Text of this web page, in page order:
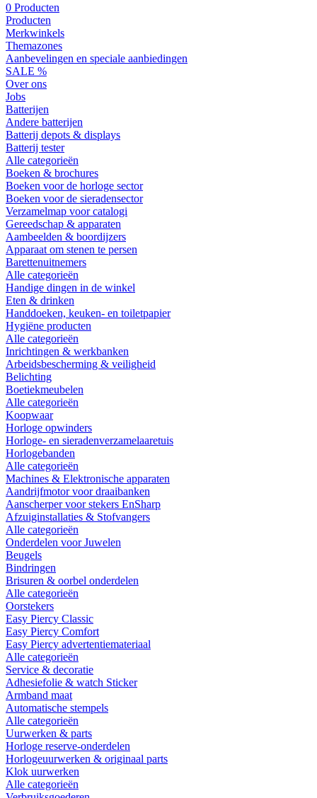
0 Producten
Producten
Merkwinkels
Themazones
Aanbevelingen en speciale aanbiedingen
SALE %
Over ons
Jobs
Batterijen
Andere batterijen
Batterij depots & displays
Batterij tester
Alle categorieën
Boeken & brochures
Boeken voor de horloge sector
Boeken voor de sieradensector
Verzamelmap voor catalogi
Gereedschap & apparaten
Aambeelden & boordijzers
Apparaat om stenen te persen
Barettenuitnemers
Alle categorieën
Handige dingen in de winkel
Eten & drinken
Handdoeken, keuken- en toiletpapier
Hygiëne producten
Alle categorieën
Inrichtingen & werkbanken
Arbeidsbescherming & veiligheid
Belichting
Boetiekmeubelen
Alle categorieën
Koopwaar
Horloge opwinders
Horloge- en sieradenverzamelaaretuis
Horlogebanden
Alle categorieën
Machines & Elektronische apparaten
Aandrijfmotor voor draaibanken
Aanscherper voor stekers EnSharp
Afzuiginstallaties & Stofvangers
Alle categorieën
Onderdelen voor Juwelen
Beugels
Bindringen
Brisuren & oorbel onderdelen
Alle categorieën
Oorstekers
Easy Piercy Classic
Easy Piercy Comfort
Easy Piercy advertentiemateriaal
Alle categorieën
Service & decoratie
Adhesiefolie & watch Sticker
Armband maat
Automatische stempels
Alle categorieën
Uurwerken & parts
Horloge reserve-onderdelen
Horlogeuurwerken & originaal parts
Klok uurwerken
Alle categorieën